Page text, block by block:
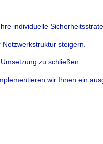
individuelle
steigern.
zu schließen.
wir Ihnen ein